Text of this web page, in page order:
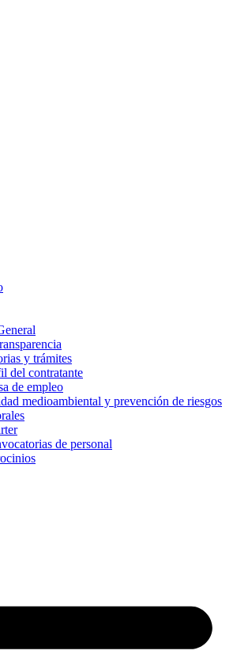
y trámites
del contratante
de empleo
medioambiental y prevención de riesgos
de personal